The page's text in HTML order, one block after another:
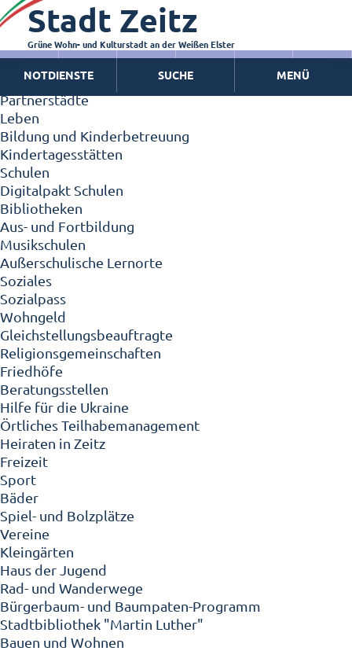
Zeitz - Die Kleinstadt
Willkommen in Zeitz!
Interview mit Oberbürgermeister Christian Thieme
Zeitz - Stadt der Zukunft
Ortschaften
Partnerstädte
Leben
Bildung und Kinderbetreuung
Kindertagesstätten
Schulen
Digitalpakt Schulen
Bibliotheken
Aus- und Fortbildung
Musikschulen
Außerschulische Lernorte
Soziales
Sozialpass
Wohngeld
Gleichstellungsbeauftragte
Religionsgemeinschaften
Friedhöfe
Beratungsstellen
Hilfe für die Ukraine
Örtliches Teilhabemanagement
Heiraten in Zeitz
Freizeit
Sport
Bäder
Spiel- und Bolzplätze
Vereine
Kleingärten
Haus der Jugend
Rad- und Wanderwege
Bürgerbaum- und Baumpaten-Programm
Stadtbibliothek "Martin Luther"
Bauen und Wohnen
Stadt Zeitz
Grüne Wohn- und Kulturstadt an der Weißen Elster
NOTDIENSTE SUCHE MENÜ